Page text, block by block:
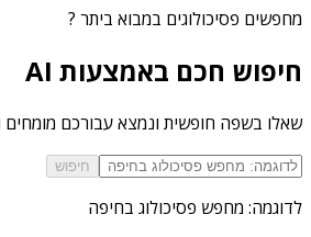
מחפשים פסיכולוגים במבוא ביתר ?
חיפוש חכם באמצעות AI
שאלו בשפה חופשית ונמצא עבורכם מומחים
חיפוש
לדוגמה: מחפש פסיכולוג בחיפה